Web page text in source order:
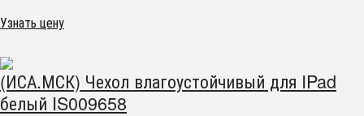
Узнать цену
(ИСА.МСК) Чехол влагоустойчивый для IPad
белый IS009658